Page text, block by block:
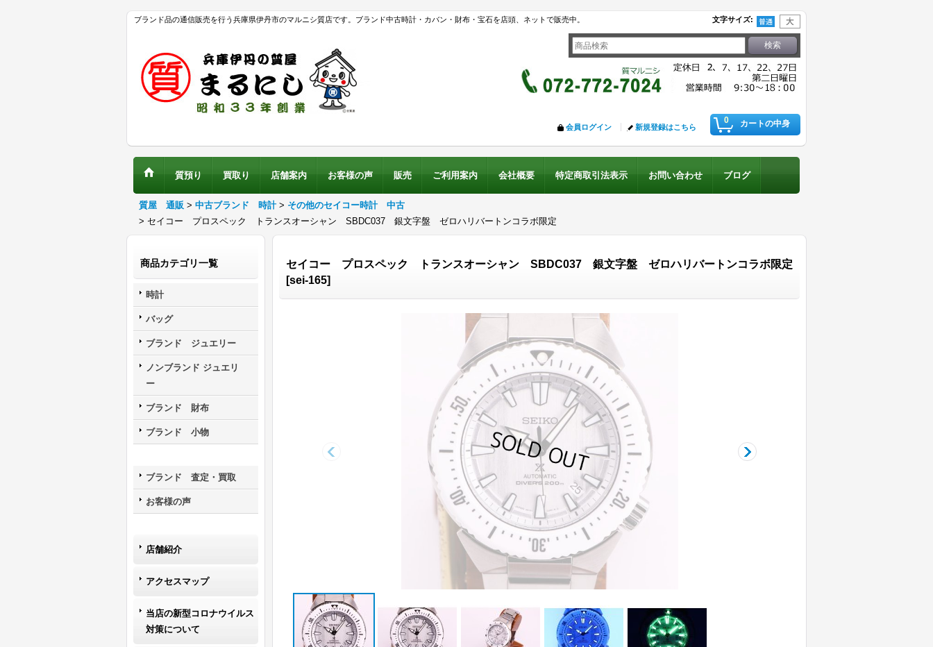
ブランド品の通信販売を行う兵庫県伊丹市のマルニシ質店です。ブランド中古時計・カバン・財布・宝石を店頭、ネットで販売中。 文字サイズ:
0 カートの中身
会員ログイン 新規登録はこちら
質預り 買取り 店舗案内 お客様の声 販売 ご利用案内 会社概要 特定商取引法表示 お問い合わせ ブログ
質屋 通販 > 中古ブランド 時計 > その他のセイコー時計 中古
> セイコー プロスペック トランスオーシャン SBDC037 銀文字盤 ゼロハリバートンコラボ限定
商品カテゴリ一覧
時計
バッグ
ブランド ジュエリー
ノンブランド ジュエリ
ー
ブランド 財布
ブランド 小物
ブランド 査定・買取
お客様の声
店舗紹介
アクセスマップ
当店の新型コロナウイルス
対策について
セイコー プロスペック トランスオーシャン SBDC037 銀文字盤 ゼロハリバートンコラボ限定
[sei-165]